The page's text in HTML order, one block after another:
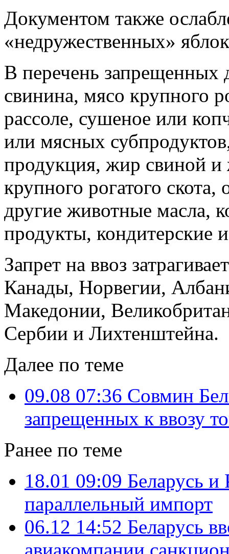
Документом также
«недружественных»
В перечень запрещенных
свинина, мясо крупного
рассоле, сушеное или
или мясных
продукция, жир свиной
крупного рогатого
другие животные масла,
продукты, кондитерские
Запрет на ввоз
Канады, Норвегии,
Македонии,
Сербии и Лихтенштейна.
Далее по теме
09.08 07:36 Совмин
запрещенных к ввозу
Ранее по теме
18.01 09:09 Беларусь и
параллельный импорт
06.12 14:52 Беларусь
авиакомпании